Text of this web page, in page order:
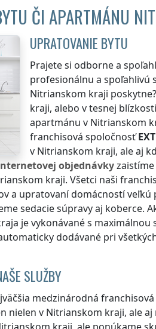
ČI APARTMÁNU
UPRATOVANIE BYTU
Prajete si odborne a
profesionálnu a spoľahlivú
Nitrianskom kraji
kraji, alebo v tesnej blízkosti
apartmánu v Nitrianskom
franchisová spoločnosť
v Nitrianskom kraji, ale aj
objednávky
kraji. Všetci naši
a upratovaní domácností
sedacie súpravy aj koberce.
je vykonávané s
dodávané pri
SLUŽBY
medzinárodná
nielen v Nitrianskom kraji, ale